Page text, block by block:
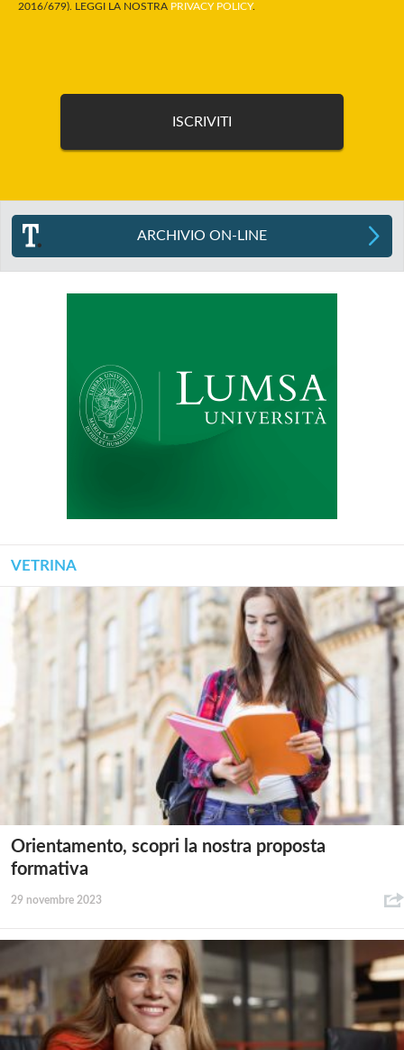
2016/679). LEGGI LA NOSTRA PRIVACY POLICY.
ARCHIVIO ON-LINE
VETRINA
Orientamento, scopri la nostra proposta
formativa
29 novembre 2023